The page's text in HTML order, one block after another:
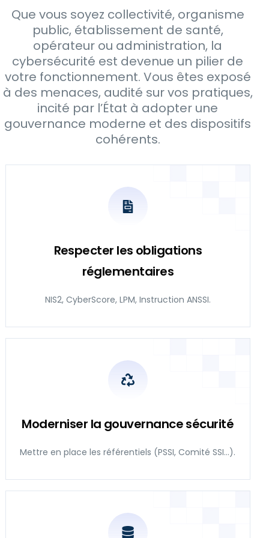
Que vous soyez collectivité, organisme
public, établissement de santé,
opérateur ou administration, la
cybersécurité est devenue un pilier de
votre fonctionnement. Vous êtes exposé
à des menaces, audité sur vos pratiques,
incité par l’État à adopter une
gouvernance moderne et des dispositifs
cohérents.
Respecter les obligations
réglementaires
NIS2, CyberScore, LPM, Instruction ANSSI.
Moderniser la gouvernance sécurité
Mettre en place les référentiels (PSSI, Comité SSI…).